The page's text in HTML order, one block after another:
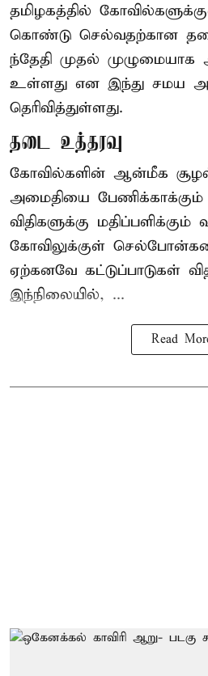
தமிழகத்தில்
கொண்டு செல்வதற்கான
ந்தேதி முதல் முழுமையாக
உள்ளது என இந்து சமய
தெரிவித்துள்ளது.
தடை உத்தரவு
கோவில்களின் ஆன்மீக
அமைதியை பேணிக்காக்கும்
விதிகளுக்கு மதிப்பளிக்கும்
கோவிலுக்குள்
ஏற்கனவே கட்டுப்பாடுகள்
இந்நிலையில், ...
Read